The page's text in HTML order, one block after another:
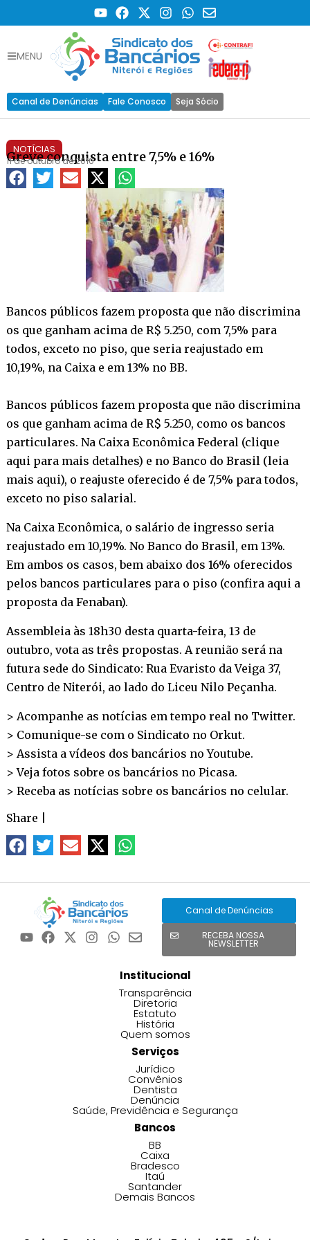
MENU
Canal de Denúncias Fale Conosco Seja Sócio
NOTÍCIAS
Greve conquista entre 7,5% e 16%
11 de outubro de 2010
Bancos públicos fazem proposta que não discrimina
os que ganham acima de R$ 5.250, com 7,5% para
todos, exceto no piso, que seria reajustado em
10,19%, na Caixa e em 13% no BB.
Bancos públicos fazem proposta que não discrimina
os que ganham acima de R$ 5.250, como os bancos
particulares. Na Caixa Econômica Federal (clique
aqui para mais detalhes) e no Banco do Brasil (leia
mais aqui), o reajuste oferecido é de 7,5% para todos,
exceto no piso salarial.
Na Caixa Econômica, o salário de ingresso seria
reajustado em 10,19%. No Banco do Brasil, em 13%.
Em ambos os casos, bem abaixo dos 16% oferecidos
pelos bancos particulares para o piso (confira aqui a
proposta da Fenaban).
Assembleia às 18h30 desta quarta-feira, 13 de
outubro, vota as três propostas. A reunião será na
futura sede do Sindicato: Rua Evaristo da Veiga 37,
Centro de Niterói, ao lado do Liceu Nilo Peçanha.
> Acompanhe as notícias em tempo real no Twitter.
> Comunique-se com o Sindicato no Orkut.
> Assista a vídeos dos bancários noYoutube.
> Veja fotos sobre os bancários no Picasa.
> Receba as notícias sobre os bancários no celular.
Share
Canal de Denúncias
RECEBA NOSSA
NEWSLETTER
Institucional
Transparência
Diretoria
Estatuto
História
Quem somos
Serviços
Jurídico
Convênios
Dentista
Denúncia
Saúde, Previdência e Segurança
Bancos
BB
Caixa
Bradesco
Itaú
Santander
Demais Bancos